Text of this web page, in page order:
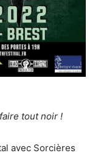
tout noir !
avec Sorcières